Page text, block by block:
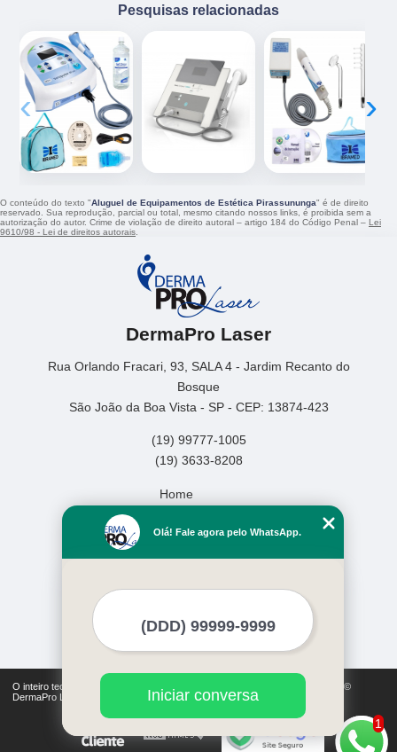
Pesquisas relacionadas
‹ ›
O conteúdo do texto "Aluguel de Equipamentos de Estética Pirassununga" é de direito
reservado. Sua reprodução, parcial ou total, mesmo citando nossos links, é proibida sem a
autorização do autor. Crime de violação de direito autoral – artigo 184 do Código Penal – Lei
9610/98 - Lei de direitos autorais
DermaPro Laser
Rua Orlando Fracari, 93, SALA 4 - Jardim Recanto do
Bosque
São João da Boa Vista - SP - CEP: 13874-423
(19) 99777-1005
(19) 3633-8208
Home
Missão
O inteiro teor deste site está sujeito à proteção de direitos autorais. Copyright©
DermaPro Laser (Lei 9610 de 19/02/1998)
1
Olá! Fale agora pelo WhatsApp.
Iniciar conversa